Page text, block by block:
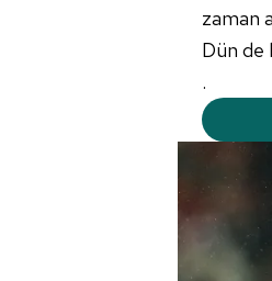
zaman
Dün de
.